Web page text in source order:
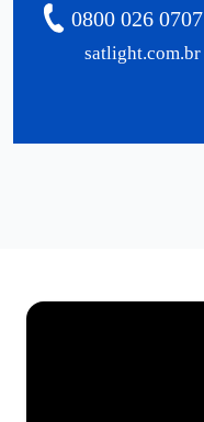
satlight.com.br
0800 026 0707